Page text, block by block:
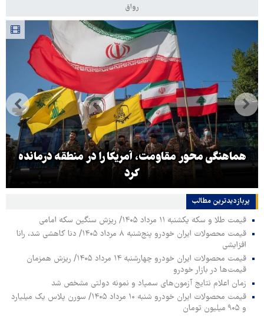
رواق
هماهنگی محور مقاومت، آمریکا را در منطقه درمانده
کرد
پربازدیدترین‌ مطالب
قیمت طلا و سکه یکشنبه ۱۱ مرداد ۱۴۰۵/ ریزش سنگین سکه امامی
قیمت محصولات ایران خودرو پنج‌شنبه ۸ مرداد ۱۴۰۵/ دنا کاهشی شد، رانا
افزایشی
قیمت محصولات ایران خودرو چهارشنبه ۱۴ مرداد ۱۴۰۵/ ریزش همزمان
قیمت‌ها در بازار خودرو
زمان اعلام نتایج آزمون‌های سمپاد و نمونه دولتی مشخص شد
قیمت محصولات ایران خودرو شنبه ۱۰ مرداد ۱۴۰۵/ سورن پلاس یک میلیارد
و ۹۰۵ میلیون تومان